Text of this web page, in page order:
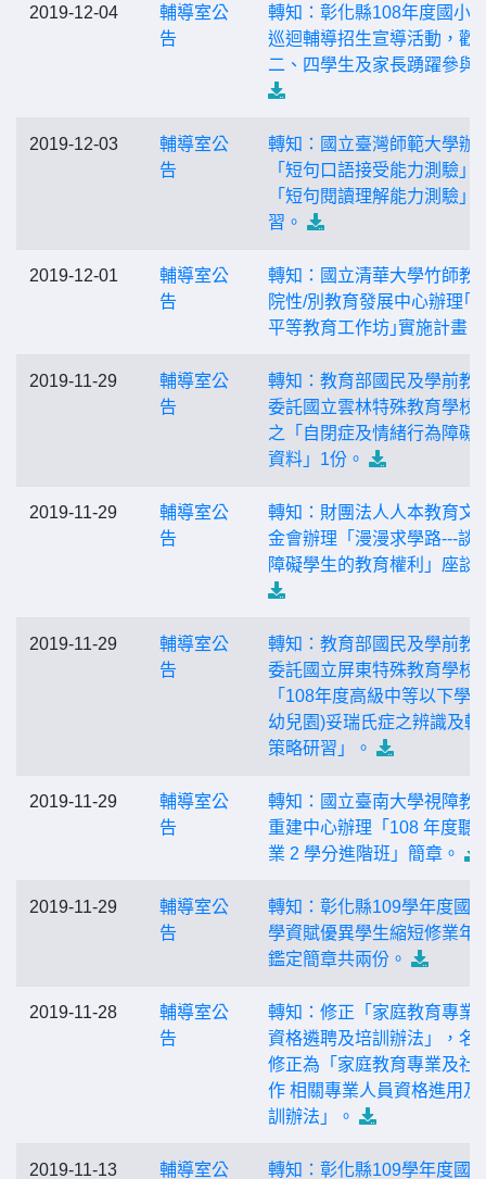
2019-12-04
輔導室公
告
轉知：彰化縣108年度國小
巡迴輔導招生宣導活動，歡
二、四學生及家長踴躍參與
2019-12-03
輔導室公
告
轉知：國立臺灣師範大學辦
「短句口語接受能力測驗」
「短句閱讀理解能力測驗」
習。
2019-12-01
輔導室公
告
轉知：國立清華大學竹師教
院性/別教育發展中心辦理｢
平等教育工作坊｣實施計畫。
2019-11-29
輔導室公
告
轉知：教育部國民及學前教
委託國立雲林特殊教育學校
之「自閉症及情緒行為障礙
資料」1份。
2019-11-29
輔導室公
告
轉知：財團法人人本教育文
金會辦理「漫漫求學路---談
障礙學生的教育權利」座談
2019-11-29
輔導室公
告
轉知：教育部國民及學前教
委託國立屏東特殊教育學校
「108年度高級中等以下學
幼兒園)妥瑞氏症之辨識及輔
策略研習」。
2019-11-29
輔導室公
告
轉知：國立臺南大學視障教
重建中心辦理「108 年度聽
業 2 學分進階班」簡章。
2019-11-29
輔導室公
告
轉知：彰化縣109學年度國
學資賦優異學生縮短修業年
鑑定簡章共兩份。
2019-11-28
輔導室公
告
轉知：修正「家庭教育專業
資格遴聘及培訓辦法」，名
修正為「家庭教育專業及社
作 相關專業人員資格進用及
訓辦法」。
2019-11-13
輔導室公
轉知：彰化縣109學年度國